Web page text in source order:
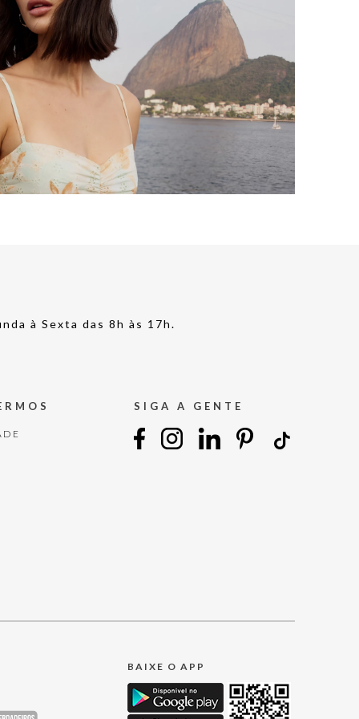
à Sexta das 8h às 17h.
SIGA A GENTE
BAIXE O APP